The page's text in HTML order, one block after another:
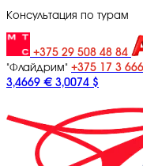
Консультация по турам
+375 29 508 48 84
"Флайдрим" +375 17 3
3,4669 € 3,0074 $